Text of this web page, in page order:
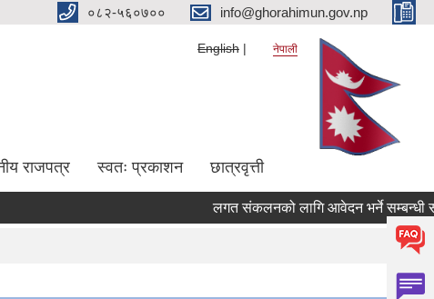
०८२-५६०७०० info@ghorahimun.gov.np
English नेपाली
राजपत्र स्वतः प्रकाशन छात्रवृत्ती
लगत संकलनको लागि आवेदन भर्ने सम्बन्धी